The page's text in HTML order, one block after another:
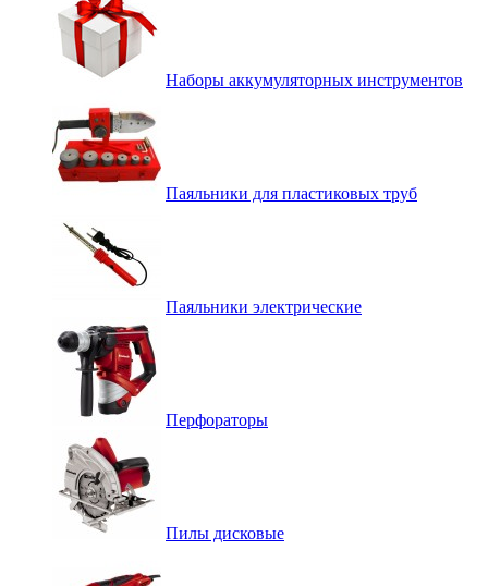
Наборы аккумуляторных инструментов
Паяльники для пластиковых труб
Паяльники электрические
Перфораторы
Пилы дисковые